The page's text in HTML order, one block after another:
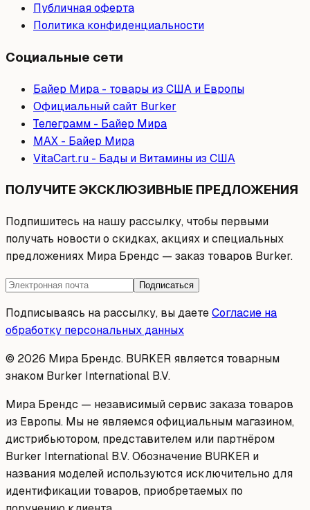
Публичная оферта
Политика конфиденциальности
Социальные сети
Байер Мира - товары из США и Европы
Официальный сайт Burker
Телеграмм - Байер Мира
МAX - Байер Мира
VitaCart.ru - Бады и Витамины из США
ПОЛУЧИТЕ ЭКСКЛЮЗИВНЫЕ ПРЕДЛОЖЕНИЯ
Подпишитесь на нашу рассылку, чтобы первыми
получать новости о скидках, акциях и специальных
предложениях Мира Брендс — заказ товаров Burker.
Подписаться
Подписываясь на рассылку, вы даетеСогласие на
обработку персональных данных
© 2026 Мира Брендс. BURKER является товарным
знаком Burker International B.V.
Мира Брендс — независимый сервис заказа товаров
из Европы. Мы не являемся официальным магазином,
дистрибьютором, представителем или партнёром
Burker International B.V. Обозначение BURKER и
названия моделей используются исключительно для
идентификации товаров, приобретаемых по